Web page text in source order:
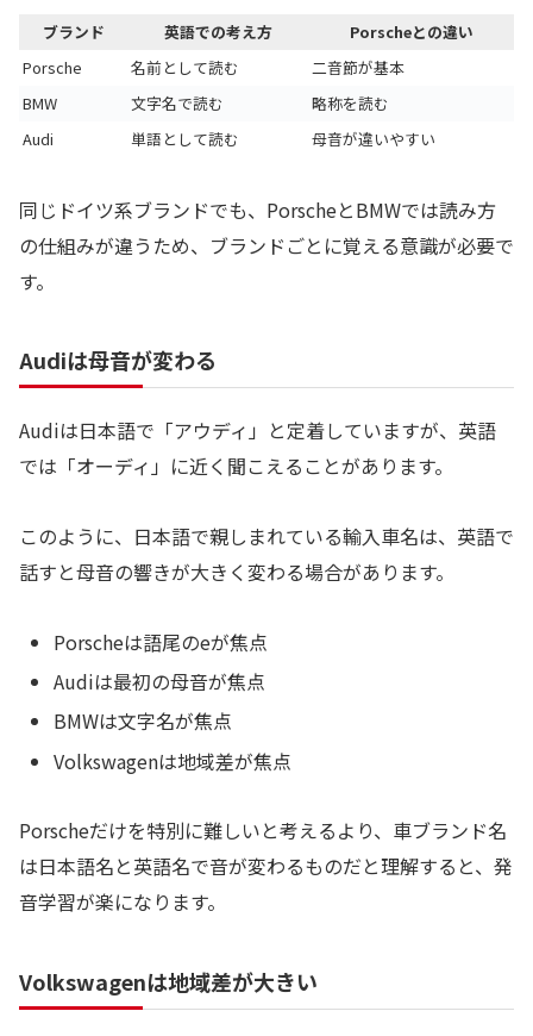
ブランド 英語での考え方
Porscheとの違い
Porsche
名前として読む
二音節が基本
BMW
文字名で読む
略称を読む
Audi
単語として読む 母音が違いやすい
同じドイツ系ブランドでも、PorscheとBMWでは読み方
の仕組みが違うため、ブランドごとに覚える意識が必要で
す。
Audiは母音が変わる
Audiは日本語で「アウディ」と定着していますが、英語
では「オーディ」に近く聞こえることがあります。
このように、日本語で親しまれている輸入車名は、英語で
話すと母音の響きが大きく変わる場合があります。
Porscheは語尾のeが焦点
Audiは最初の母音が焦点
BMWは文字名が焦点
Volkswagenは地域差が焦点
Porscheだけを特別に難しいと考えるより、車ブランド名
は日本語名と英語名で音が変わるものだと理解すると、発
音学習が楽になります。
Volkswagenは地域差が大きい